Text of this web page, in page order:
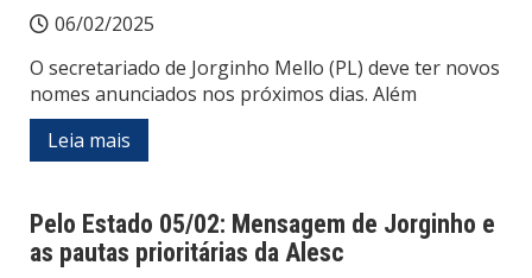
06/02/2025
O secretariado de Jorginho Mello (PL) deve ter novos
nomes anunciados nos próximos dias. Além
Leia mais
Pelo Estado 05/02: Mensagem de Jorginho e
as pautas prioritárias da Alesc